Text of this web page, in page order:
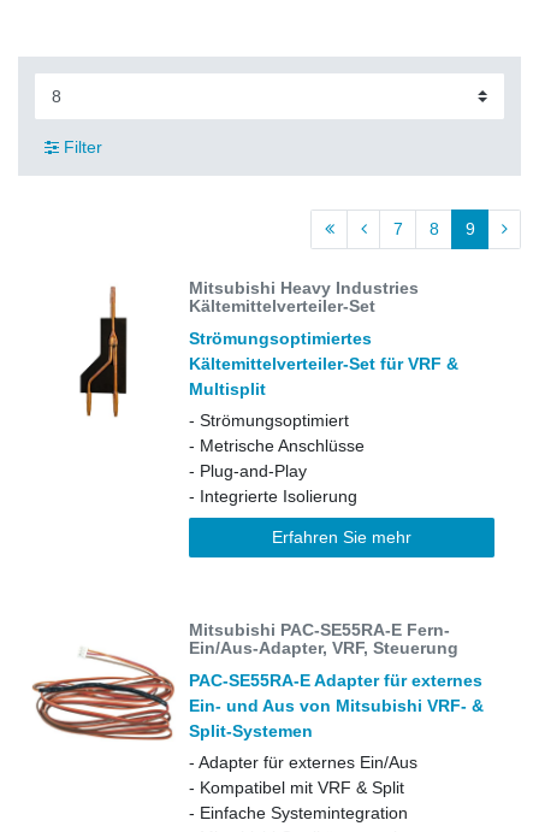
Filter
7 8 9
Mitsubishi Heavy Industries
Kältemittelverteiler-Set
Strömungsoptimiertes
Kältemittelverteiler-Set für VRF &
Multisplit
- Strömungsoptimiert
- Metrische Anschlüsse
- Plug-and-Play
- Integrierte Isolierung
Erfahren Sie mehr
Mitsubishi PAC-SE55RA-E Fern-
Ein/Aus-Adapter, VRF, Steuerung
PAC-SE55RA-E Adapter für externes
Ein- und Aus von Mitsubishi VRF- &
Split-Systemen
- Adapter für externes Ein/Aus
- Kompatibel mit VRF & Split
- Einfache Systemintegration